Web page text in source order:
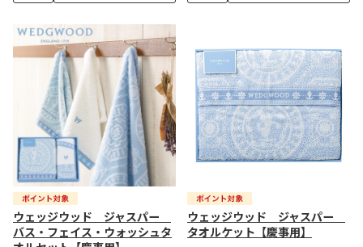
ウェッジウッド ジャスパー
バス・フェイス・ウォッシュタ
ウェッジウッド ジャスパー
タオルケット【慶事用】